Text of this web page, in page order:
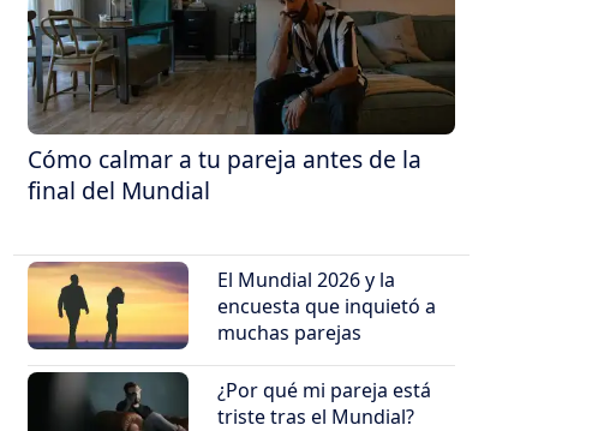
Cómo calmar a tu pareja antes de la
final del Mundial
El Mundial 2026 y la
encuesta que inquietó a
muchas parejas
¿Por qué mi pareja está
triste tras el Mundial?